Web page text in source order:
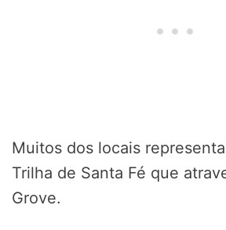
Muitos dos locais
Trilha de Santa Fé que
Grove.